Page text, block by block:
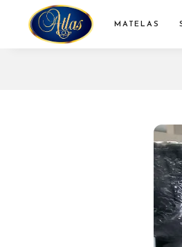
MATELAS
Matelas à